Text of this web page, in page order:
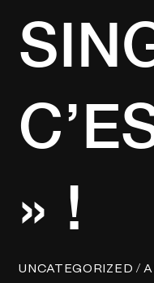
» !
UNCATEGORIZED /